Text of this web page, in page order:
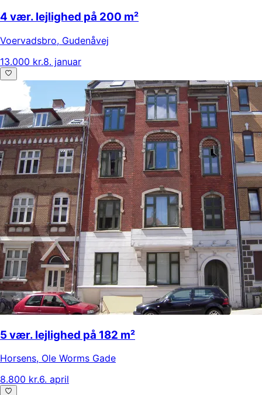
4 vær. lejlighed på 200 m²
Voervadsbro, Gudenåvej
13.000 kr.8. januar
5 vær. lejlighed på 182 m²
Horsens, Ole Worms Gade
8.800 kr.6. april